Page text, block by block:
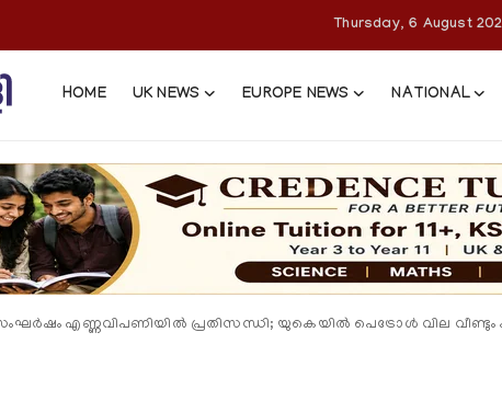
Thursday, 6 August
HOME UK NEWS EUROPE NEWS NATIONAL
എണ്ണവിപണിയിൽ പ്രതിസന്ധി; യുകെയിൽ പെട്രോൾ വില വീണ്ടും